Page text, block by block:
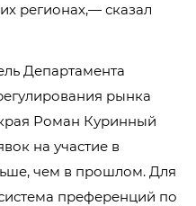
регионах,— сказал
Департамента
рынка
Роман Куринный
на участие в
чем в прошлом. Для
преференций по